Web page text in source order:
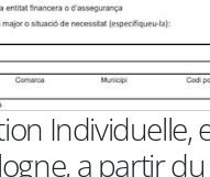
Individuelle,
a partir